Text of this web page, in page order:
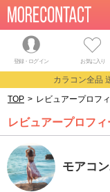
登録・ログイン お気に入り
カラコン全品
TOP > レビュアープロフ
レビュアープロフィ
モアコ